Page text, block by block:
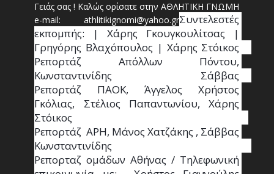
Γειάς σας ! Καλώς ορίσατε στην ΑΘΛΗΤΙΚΗ ΓΝΩΜΗ
e-mail: athlitikignomi@yahoo.grΣυντελεστές
εκπομπής: | Χάρης Γκουγκουλίτσας |
Γρηγόρης Βλαχόπουλος | Χάρης Στόικος
Ρεπορτάζ Απόλλων Πόντου,
Κωνσταντινίδης   Σάββας
Ρεπορτάζ ΠΑΟΚ, Άγγελος Χρήστος
Γκόλιας, Στέλιος Παπαντωνίου, Χάρης
Στόικος
Ρεπορτάζ  ΑΡΗ, Μάνος Χατζάκης , Σάββας
Κωνσταντινίδης
Ρεπορταζ ομάδων Αθήνας / Τηλεφωνική